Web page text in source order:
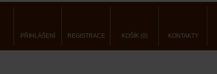
PŘIHLÁŠENÍ REGISTRACE KOŠÍK (0) KONTAKTY